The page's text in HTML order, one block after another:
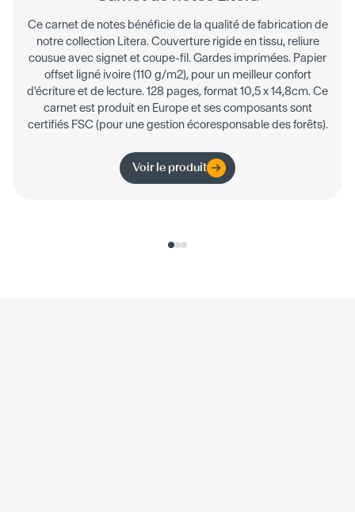
Ce carnet de notes bénéficie de la qualité de fabrication de
notre collection Litera. Couverture rigide en tissu, reliure
cousue avec signet et coupe-fil. Gardes imprimées. Papier
offset ligné ivoire (110 g/m2), pour un meilleur confort
d'écriture et de lecture. 128 pages, format 10,5 x 14,8cm. Ce
carnet est produit en Europe et ses composants sont
certifiés FSC (pour une gestion écoresponsable des forêts).
Voir le produit